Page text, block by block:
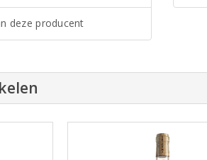
deze producent